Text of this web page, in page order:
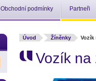
Obchodní podmínky Partneři
Úvod Žíněnky Vozík
Vozík na